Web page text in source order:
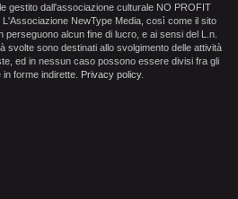
gestito dall'associazione culturale NO PROFIT
. L'Associazione NewType Media, così come il sito
perseguono alcun fine di lucro, e ai sensi del L.n.
svolte sono destinati allo svolgimento delle attività
ed in nessun caso possono essere divisi fra gli
forme indirette. Privacy policy.